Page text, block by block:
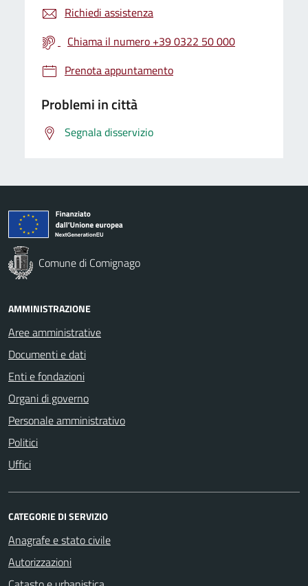
Richiedi assistenza
Chiama il numero +39 0322 50 000
Prenota appuntamento
Problemi in città
Segnala disservizio
Comune di Comignago
AMMINISTRAZIONE
Aree amministrative
Documenti e dati
Enti e fondazioni
Organi di governo
Personale amministrativo
Politici
Uffici
CATEGORIE DI SERVIZIO
Anagrafe e stato civile
Autorizzazioni